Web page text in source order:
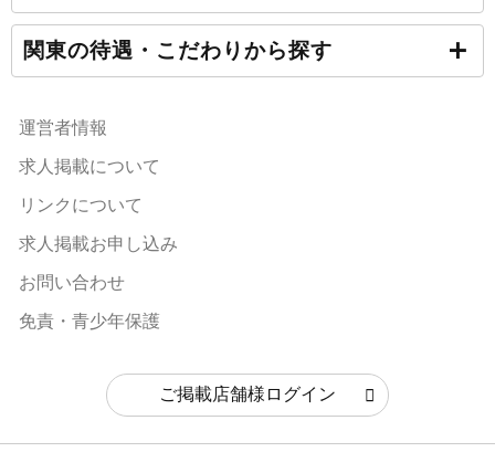
関東の待遇・こだわりから探す
運営者情報
求人掲載について
リンクについて
求人掲載お申し込み
お問い合わせ
免責・青少年保護
ご掲載店舗様ログイン